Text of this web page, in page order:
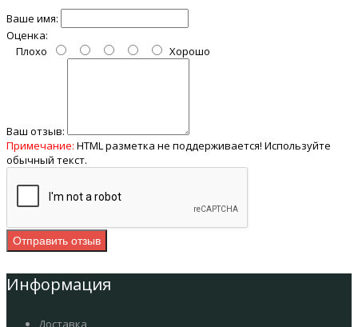
Ваше имя:
Оценка:
Плохо
Хорошо
Ваш отзыв:
Примечание: HTML разметка не поддерживается! Используйте
обычный текст.
Отправить отзыв
Информация
Доставка